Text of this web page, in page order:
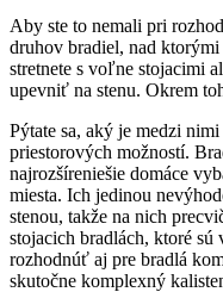
Aby ste to nemali pri
druhov bradiel, nad ktorými
stretnete s voľne stojacimi
upevniť na stenu. Okrem
Pýtate sa, aký je medzi
priestorových možností.
najrozšíreniešie domáce
miesta. Ich jedinou
stenou, takže na nich
stojacich bradlách, ktoré sú
rozhodnúť aj pre bradlá
skutočne komplexný